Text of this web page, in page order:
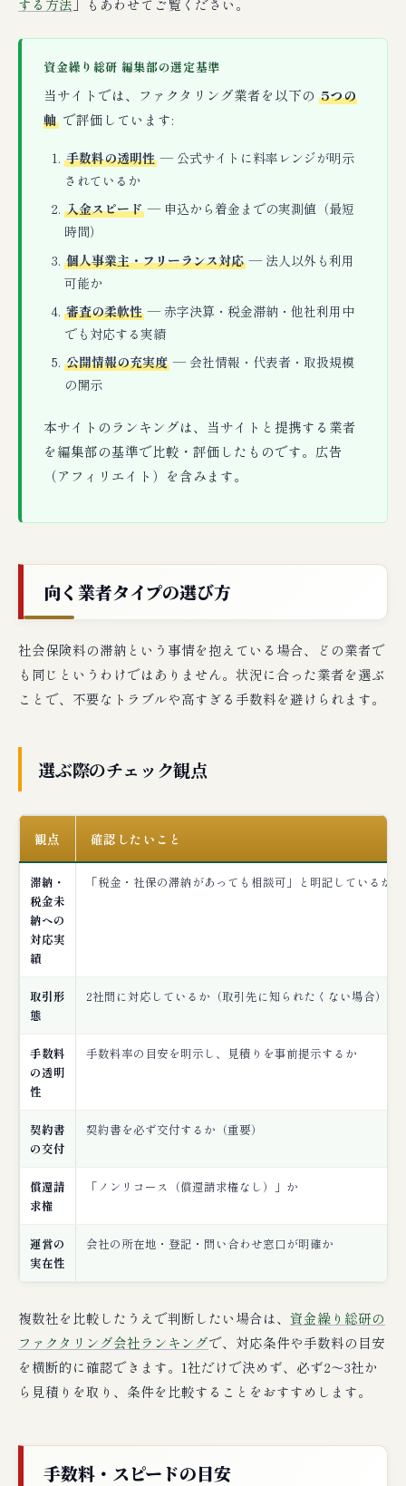
する方法 」もあわせてご覧ください。
資金繰り総研 編集部の選定基準
当サイトでは、ファクタリング業者を以下の5つの
軸 で評価しています:
手数料の透明性— 公式サイトに料率レンジが明示
されているか
入金スピード— 申込から着金までの実測値（最短
時間）
個人事業主・フリーランス対応— 法人以外も利用
可能か
審査の柔軟性— 赤字決算・税金滞納・他社利用中
でも対応する実績
公開情報の充実度— 会社情報・代表者・取扱規模
の開示
本サイトのランキングは、当サイトと提携する業者
を編集部の基準で比較・評価したものです。広告
（アフィリエイト）を含みます。
向く業者タイプの選び方
社会保険料の滞納という事情を抱えている場合、どの業者で
も同じというわけではありません。状況に合った業者を選ぶ
ことで、不要なトラブルや高すぎる手数料を避けられます。
選ぶ際のチェック観点
観点 確認したいこと
滞納・
税金未
納への
対応実
績
「税金・社保の滞納があっても相談可」と明記しているか
取引形
態
2社間に対応しているか（取引先に知られたくない場合）
手数料
の透明
性
手数料率の目安を明示し、見積りを事前提示するか
契約書
の交付
契約書を必ず交付するか（重要）
償還請
求権
「ノンリコース（償還請求権なし）」か
運営の
実在性
会社の所在地・登記・問い合わせ窓口が明確か
複数社を比較したうえで判断したい場合は、 資金繰り総研の
ファクタリング会社ランキングで、対応条件や手数料の目安
を横断的に確認できます。1社だけで決めず、必ず2〜3社か
ら見積りを取り、条件を比較することをおすすめします。
手数料・スピードの目安